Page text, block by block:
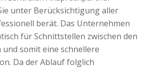
unter Berücksichtigung aller
berät. Das Unternehmen
für Schnittstellen zwischen den
somit eine schnellere
Da der Ablauf folglich